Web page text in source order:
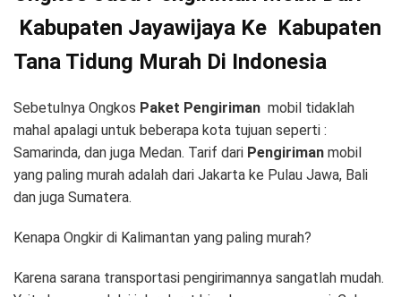
Kabupaten Jayawijaya Ke Kabupaten
Tana Tidung Murah Di Indonesia
Sebetulnya Ongkos Paket Pengiriman mobil tidaklah
mahal apalagi untuk beberapa kota tujuan seperti :
Samarinda, dan juga Medan. Tarif dari Pengiriman mobil
yang paling murah adalah dari Jakarta ke Pulau Jawa, Bali
dan juga Sumatera.
Kenapa Ongkir di Kalimantan yang paling murah?
Karena sarana transportasi pengirimannya sangatlah mudah.